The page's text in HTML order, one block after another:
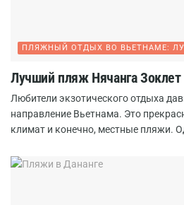
ПЛЯЖНЫЙ ОТДЫХ ВО ВЬЕТНАМЕ:
Лучший пляж Нячанга Зоклет
Любители экзотического отдыха
направление Вьетнама. Это
климат и конечно, местные пляжи.